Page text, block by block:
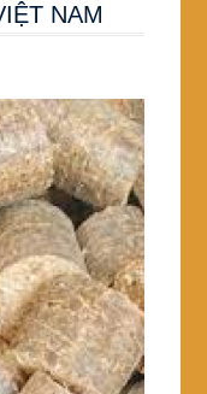
NAM